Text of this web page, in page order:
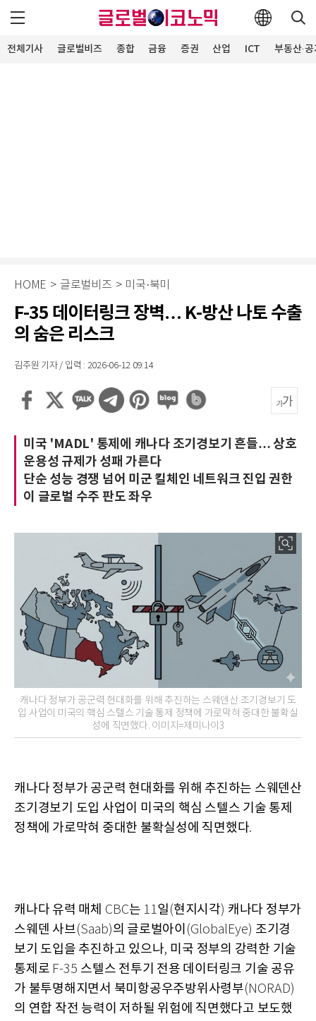
전체기사 글로벌비즈 종합 금융 증권 산업 ICT 부동산·
HOME > 글로벌비즈 > 미국·북미
F-35 데이터링크 장벽… K-방산 나토 수출
의 숨은 리스크
김주원 기자 / 입력 : 2026-06-12 09:14
미국 'MADL' 통제에 캐나다 조기경보기 흔들… 상호
운용성 규제가 성패 가른다
단순 성능 경쟁 넘어 미군 킬체인 네트워크 진입 권한
이 글로벌 수주 판도 좌우
캐나다 정부가 공군력 현대화를 위해 추진하는 스웨덴산 조기경보기 도
입 사업이 미국의 핵심 스텔스 기술 통제 정책에 가로막혀 중대한 불확실
성에 직면했다. 이미지=제미나이3
캐나다 정부가 공군력 현대화를 위해 추진하는 스웨덴산
조기경보기 도입 사업이 미국의 핵심 스텔스 기술 통제
정책에 가로막혀 중대한 불확실성에 직면했다.
캐나다 유력 매체 CBC는 11일 (현지시각) 캐나다 정부가
스웨덴 사브(Saab)의 글로벌아이 (GlobalEye) 조기경
보기 도입을 추진하고 있으나, 미국 정부의 강력한 기술
통제로 F-35 스텔스 전투기 전용 데이터링크 기술 공유
가 불투명해지면서 북미항공우주방위사령부(NORAD)
의 연합 작전 능력이 저하될 위험에 직면했다고 보도했